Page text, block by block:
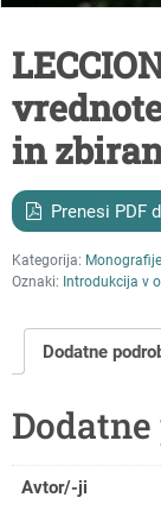
in
Prenesi PDF
Kategorija: Monografije
Oznaki: Introdukcija v
Dodatne
Avtor/-ji